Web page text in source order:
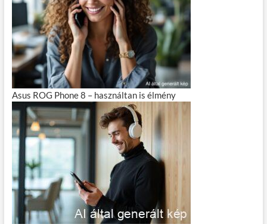
Asus ROG Phone 8 – használtan is élmény